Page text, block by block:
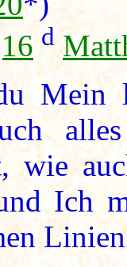
d
Mein
wie
Ich